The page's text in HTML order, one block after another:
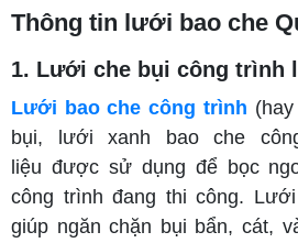
Thông tin lưới bao che
1. Lưới che bụi công trình
Lưới bao che công trình
bụi, lưới xanh bao che
liệu được sử dụng để bọc
công trình đang thi công.
giúp ngăn chặn bụi bẩn, cát,